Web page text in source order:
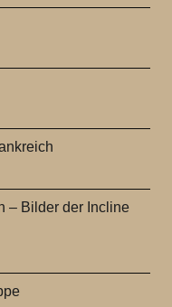
– Bilder der Incline